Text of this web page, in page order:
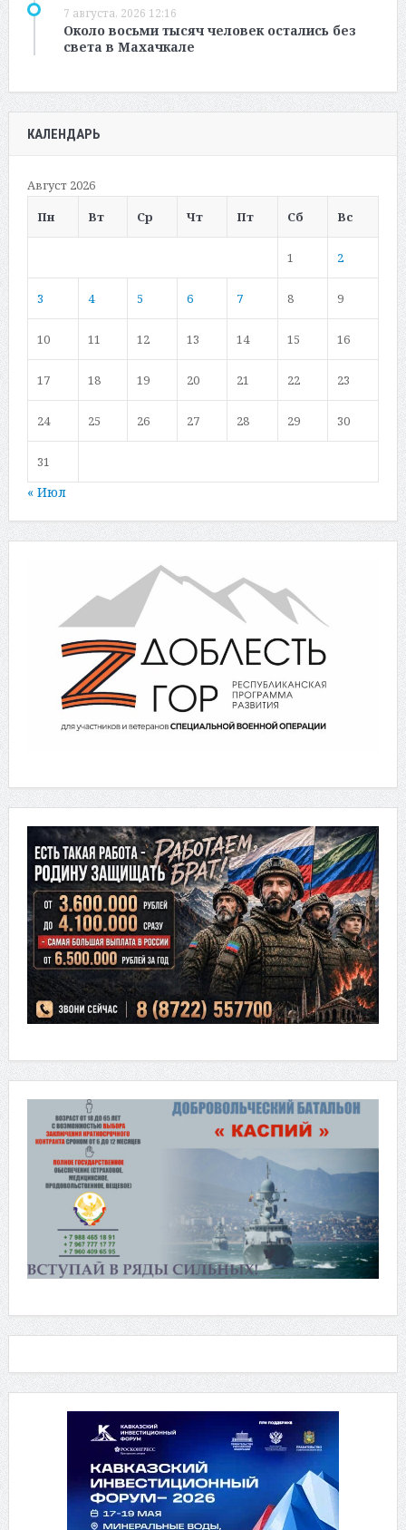
7 августа, 2026 12:16
Около восьми тысяч человек остались без
света в Махачкале
КАЛЕНДАРЬ
Август 2026
Пн
Вт Ср Чт Пт Сб Вс
1 2
3 4 5 6 7 8 9
10 11 12 13 14 15 16
17 18 19 20 21 22 23
24 25 26 27 28 29 30
31
« Июл